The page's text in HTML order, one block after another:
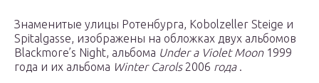
Знаменитые улицы Ротенбурга, Kobolzeller Steige и
Spitalgasse, изображены на обложках двух альбомов
Blackmore’s Night, альбома Under a Violet Moon 1999
года и их альбома Winter Carols2006 года.